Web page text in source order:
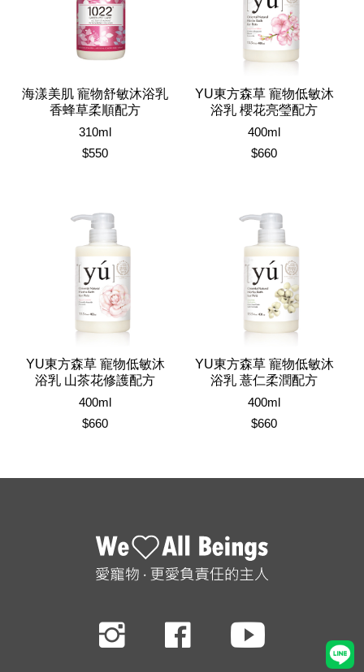
海漾美肌 寵物舒敏沐浴乳
香蜂草柔順配方
310ml
$550
YU東方森草 寵物低敏沐
浴乳 櫻花亮瑩配方
400ml
$660
YU東方森草 寵物低敏沐
浴乳 山茶花修護配方
400ml
$660
YU東方森草 寵物低敏沐
浴乳 薏仁柔潤配方
400ml
$660